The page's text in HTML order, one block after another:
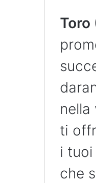
Toro
nella
ti
i
che